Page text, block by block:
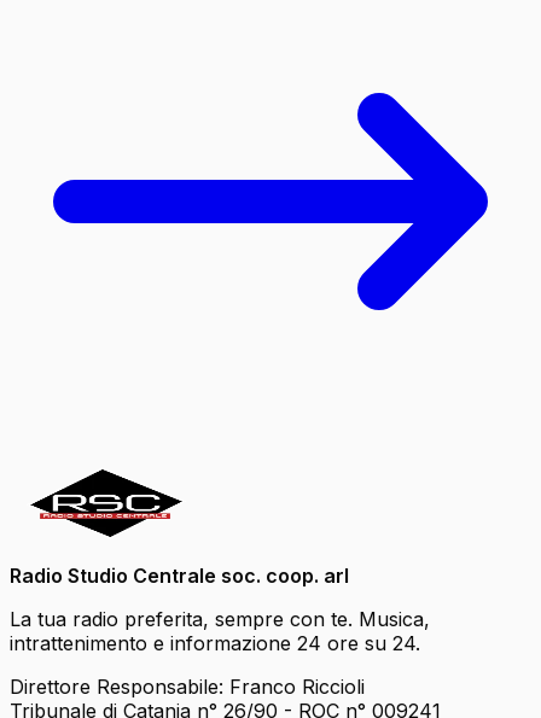
Radio Studio Centrale soc. coop. arl
La tua radio preferita, sempre con te. Musica,
intrattenimento e informazione 24 ore su 24.
Direttore Responsabile: Franco Riccioli
Tribunale di Catania n° 26/90 - ROC n° 009241